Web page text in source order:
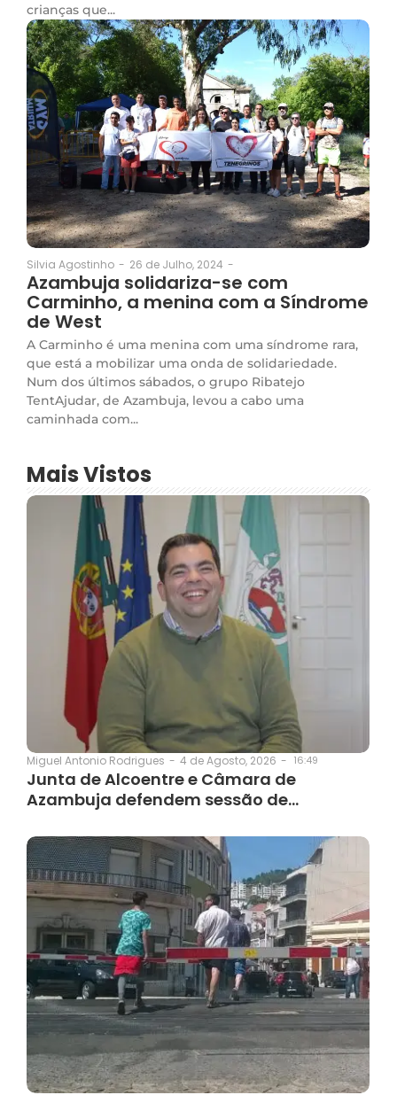
crianças que...
Silvia Agostinho - 26 de Julho, 2024 -
Azambuja solidariza-se com
Carminho, a menina com a Síndrome
de West
A Carminho é uma menina com uma síndrome rara,
que está a mobilizar uma onda de solidariedade.
Num dos últimos sábados, o grupo Ribatejo
TentAjudar, de Azambuja, levou a cabo uma
caminhada com...
Mais Vistos
Miguel Antonio Rodrigues - 4 de Agosto, 2026 - 16:49
Junta de Alcoentre e Câmara de
Azambuja defendem sessão de…